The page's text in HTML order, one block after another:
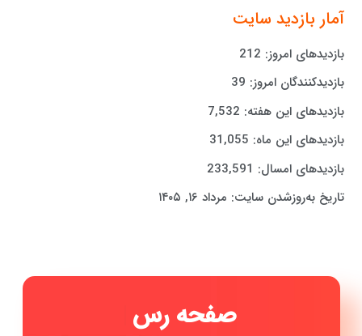
آمار بازدید سایت
بازدیدهای امروز: 212
بازدیدکنندگان امروز: 39
بازدیدهای این هفته: 7,532
بازدیدهای این ماه: 31,055
بازدیدهای امسال: 233,591
تاریخ به‌روزشدن سایت: مرداد ۱۶, ۱۴۰۵
صفحه رسم